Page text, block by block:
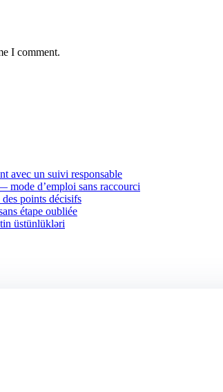
I comment.
avec un suivi responsable
mode d’emploi sans raccourci
points décisifs
étape oubliée
üstünlükləri